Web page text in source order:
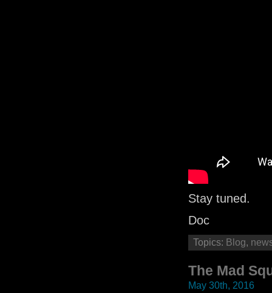
Stay tuned.
Doc
Topics: Blog,
The Mad
May 30th, 2016